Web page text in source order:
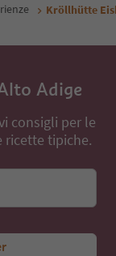
Kröllhütte
Adige
consigli per le
ricette tipiche.